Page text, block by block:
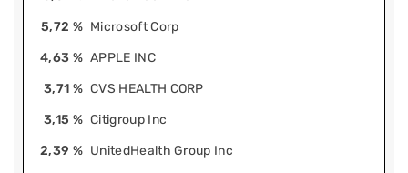
5,72 % Microsoft Corp
4,63 % APPLE INC
3,71 % CVS HEALTH CORP
3,15 % Citigroup Inc
2,39 % UnitedHealth Group Inc